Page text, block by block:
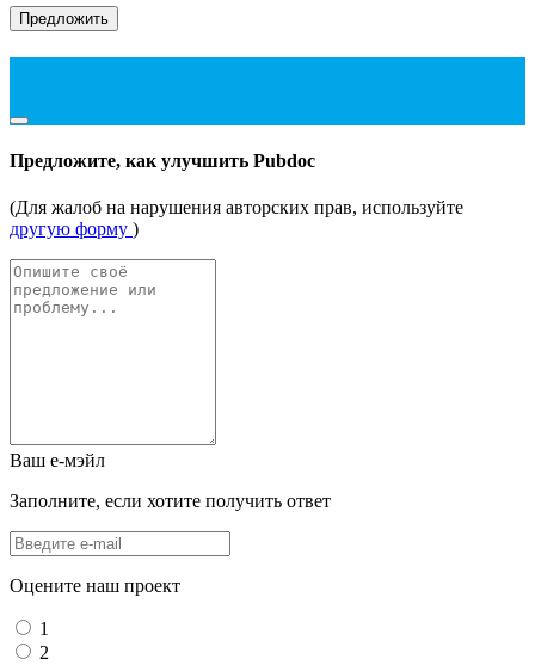
Предложить
Предложите, как улучшить Pubdoc
(Для жалоб на нарушения авторских прав, используйте
другую форму )
Ваш е-мэйл
Заполните, если хотите получить ответ
Оцените наш проект
1
2